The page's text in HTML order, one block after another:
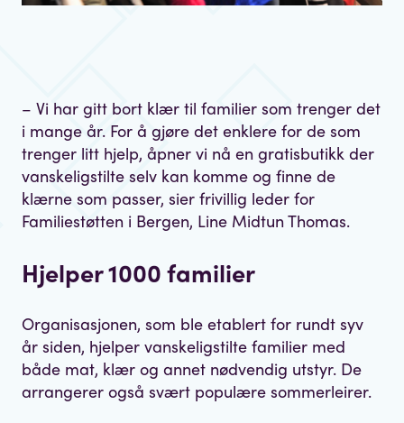
– Vi har gitt bort klær til familier som trenger det
i mange år. For å gjøre det enklere for de som
trenger litt hjelp, åpner vi nå en gratisbutikk der
vanskeligstilte selv kan komme og finne de
klærne som passer, sier frivillig leder for
Familiestøtten i Bergen, Line Midtun Thomas.
Hjelper 1000 familier
Organisasjonen, som ble etablert for rundt syv
år siden, hjelper vanskeligstilte familier med
både mat, klær og annet nødvendig utstyr. De
arrangerer også svært populære sommerleirer.